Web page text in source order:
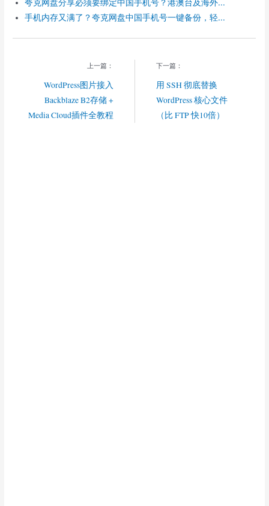
夸克网盘分享必须要绑定中国手机号？港澳台及海外...
手机内存又满了？夸克网盘中国手机号一键备份，轻...
上一篇：
WordPress图片接入
Backblaze B2存储 +
Media Cloud插件全教程
下一篇：
用 SSH 彻底替换
WordPress 核心文件
（比 FTP 快10倍）